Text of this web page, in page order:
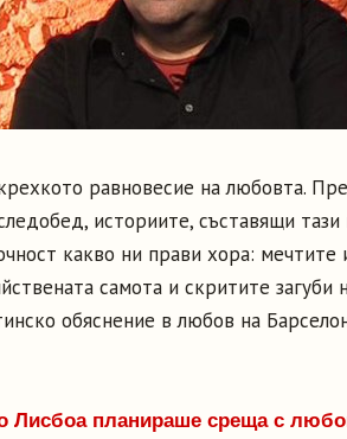
равновесие на любовта.
историите, съставящи
какво ни прави хора: мечтите
самота и скритите загуби
обяснение в любов на
Лисбоа планираше среща с